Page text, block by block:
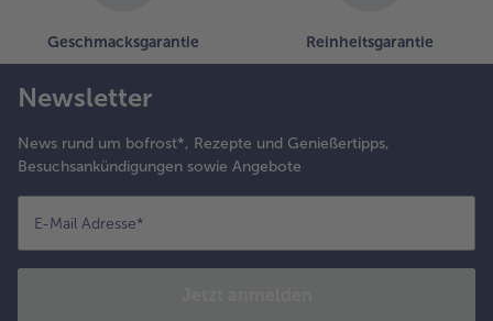
Geschmacksgarantie Reinheitsgarantie
Newsletter
News rund um bofrost*, Rezepte und Genießertipps,
Besuchsankündigungen sowie Angebote
E-Mail Adresse*